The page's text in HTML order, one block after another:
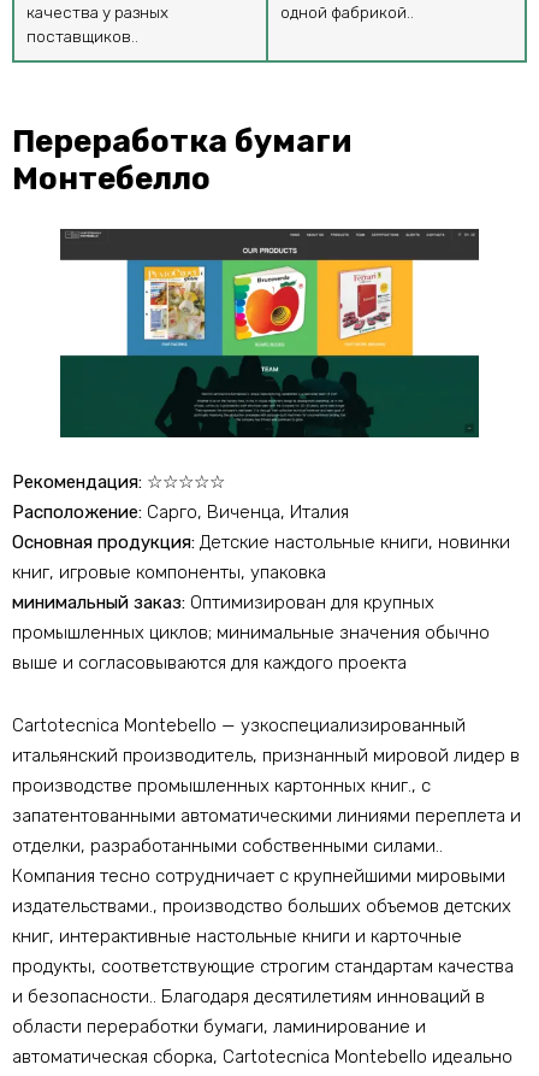
качества у разных
поставщиков..
одной фабрикой..
Переработка бумаги
Монтебелло
Рекомендация: ☆☆☆☆☆
Расположение: Сарго, Виченца, Италия
Основная продукция: Детские настольные книги, новинки
книг, игровые компоненты, упаковка
минимальный заказ: Оптимизирован для крупных
промышленных циклов; минимальные значения обычно
выше и согласовываются для каждого проекта
Cartotecnica Montebello — узкоспециализированный
итальянский производитель, признанный мировой лидер в
производстве промышленных картонных книг., с
запатентованными автоматическими линиями переплета и
отделки, разработанными собственными силами..
Компания тесно сотрудничает с крупнейшими мировыми
издательствами., производство больших объемов детских
книг, интерактивные настольные книги и карточные
продукты, соответствующие строгим стандартам качества
и безопасности.. Благодаря десятилетиям инноваций в
области переработки бумаги, ламинирование и
автоматическая сборка, Cartotecnica Montebello идеально